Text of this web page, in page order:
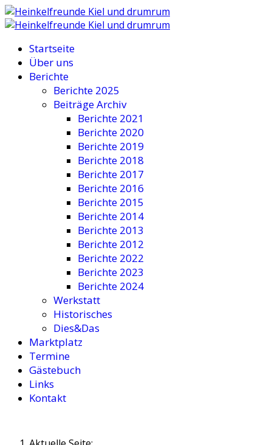
Startseite
Über uns
Berichte
Berichte 2025
Beiträge Archiv
Berichte 2021
Berichte 2020
Berichte 2019
Berichte 2018
Berichte 2017
Berichte 2016
Berichte 2015
Berichte 2014
Berichte 2013
Berichte 2012
Berichte 2022
Berichte 2023
Berichte 2024
Werkstatt
Historisches
Dies&Das
Marktplatz
Termine
Gästebuch
Links
Kontakt